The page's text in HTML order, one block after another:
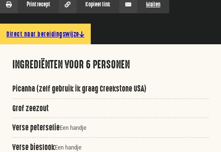
Print recept Kopieer link Mailen
Direct naar bereidingswijze
INGREDIËNTEN VOOR 6 PERSONEN
Picanha (zelf gebruik ik graag Creekstone USA)
Grof zeezout
Verse peterselieEen handje
Verse bieslookEen handje